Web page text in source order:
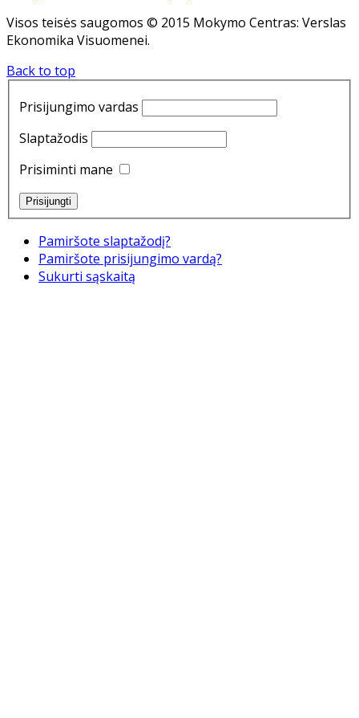
Visos teisės saugomos © 2015 Mokymo Centras: Verslas
Ekonomika Visuomenei.
Back to top
Prisijungimo vardas
Slaptažodis
Prisiminti mane
Pamiršote slaptažodį?
Pamiršote prisijungimo vardą?
Sukurti sąskaitą